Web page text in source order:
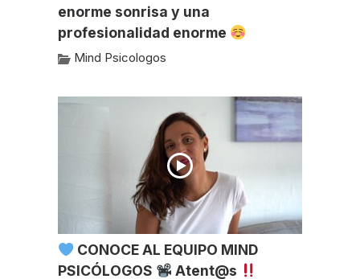
enorme sonrisa y una
profesionalidad enorme
Mind Psicologos
CONOCE AL EQUIPO MIND
PSICÓLOGOS
Atent@s